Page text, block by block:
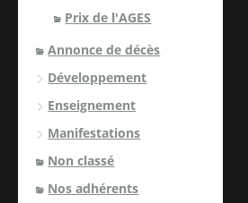
Prix de l'AGES
Annonce de décès
Développement
Enseignement
Manifestations
Non classé
Nos adhérents